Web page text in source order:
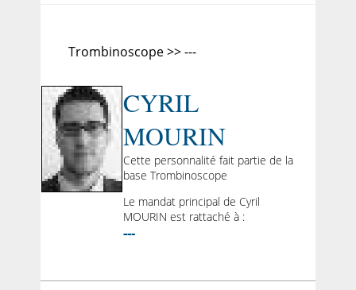
Trombinoscope >> ---
CYRIL
MOURIN
Cette personnalité fait partie de la
base Trombinoscope
Le mandat principal de Cyril
MOURIN est rattaché à :
---